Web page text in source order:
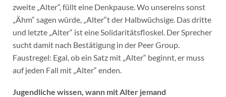
zweite „Alter“, füllt eine Denkpause. Wo unsereins sonst
„Ähm“ sagen würde, „Alter“t der Halbwüchsige. Das dritte
und letzte „Alter“ ist eine Solidaritätsfloskel. Der Sprecher
sucht damit nach Bestätigung in der Peer Group.
Faustregel: Egal, ob ein Satz mit „Alter“ beginnt, er muss
auf jeden Fall mit „Alter“ enden.
Jugendliche wissen, wann mit Alter jemand